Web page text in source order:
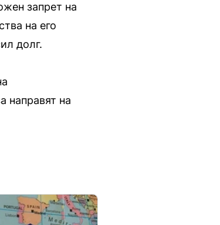
запрет на
на его
долг.
направят на